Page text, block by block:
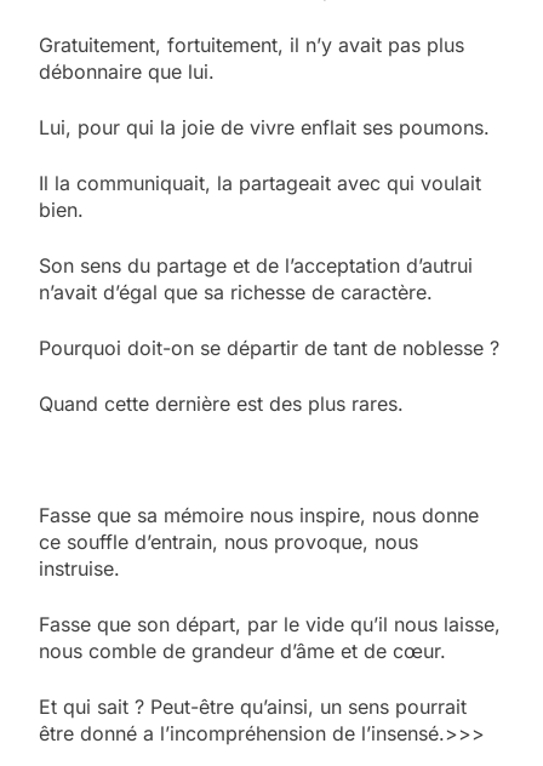
Gratuitement, fortuitement, il n’y avait pas plus
débonnaire que lui.
Lui, pour qui la joie de vivre enflait ses poumons.
Il la communiquait, la partageait avec qui voulait
bien.
Son sens du partage et de l’acceptation d’autrui
n’avait d’égal que sa richesse de caractère.
Pourquoi doit-on se départir de tant de noblesse ?
Quand cette dernière est des plus rares.
Fasse que sa mémoire nous inspire, nous donne
ce souffle d’entrain, nous provoque, nous
instruise.
Fasse que son départ, par le vide qu’il nous laisse,
nous comble de grandeur d’âme et de cœur.
Et qui sait ? Peut-être qu’ainsi, un sens pourrait
être donné a l’incompréhension de l’insensé.>>>